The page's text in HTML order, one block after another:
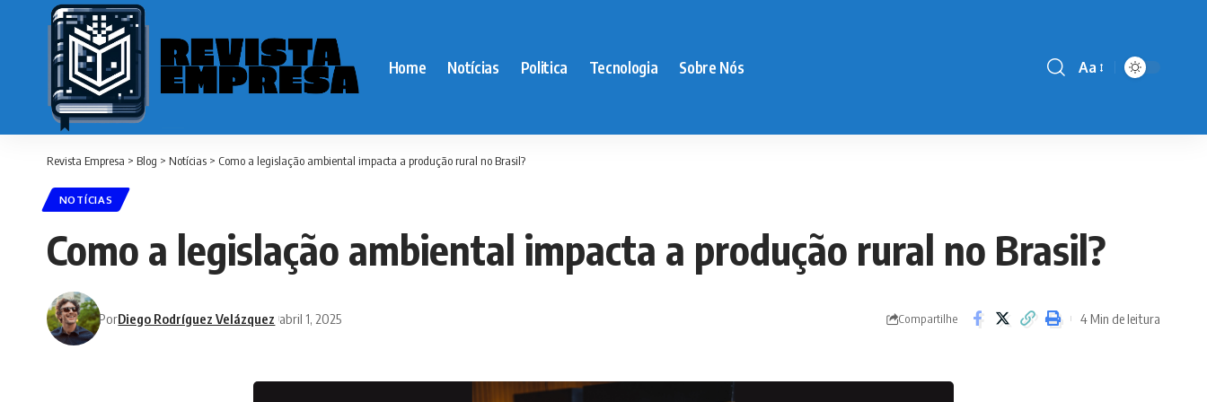
Home Notícias Politica Tecnologia Sobre Nós
Font
Aa
Revista Empresa > Blog > Notícias > Como a legislação ambiental impacta a produção rural no Brasil?
NOTÍCIAS
Como a legislação ambiental impacta a produção rural no Brasil?
PorDiego Rodríguez Velázquez abril 1, 2025 Compartilhe 4 Min de leitura